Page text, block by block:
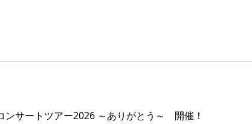
ートツアー2026 ～ありがとう～ 開催！